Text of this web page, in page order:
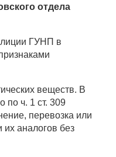
отдела
ГУНП в
веществ. В
по ч. 1 ст. 309
перевозка или
их аналогов без